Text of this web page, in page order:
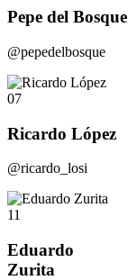
Pepe del Bosque
@pepedelbosque
07
Ricardo López
@ricardo_losi
11
Eduardo
Zurita